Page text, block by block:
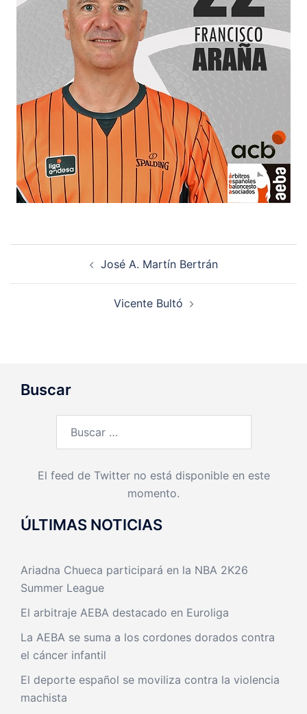
José A. Martín Bertrán
Vicente Bultó
Buscar
El feed de Twitter no está disponible en este
momento.
ÚLTIMAS NOTICIAS
Ariadna Chueca participará en la NBA 2K26
Summer League
El arbitraje AEBA destacado en Euroliga
La AEBA se suma a los cordones dorados contra
el cáncer infantil
El deporte español se moviliza contra la violencia
machista